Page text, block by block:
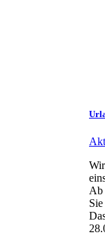
Ab
Sie